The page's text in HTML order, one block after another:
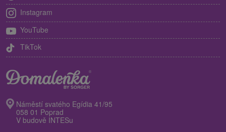
Instagram
YouTube
TikTok
Náměstí svatého Egídia 41/95
058 01 Poprad
V budově INTESu